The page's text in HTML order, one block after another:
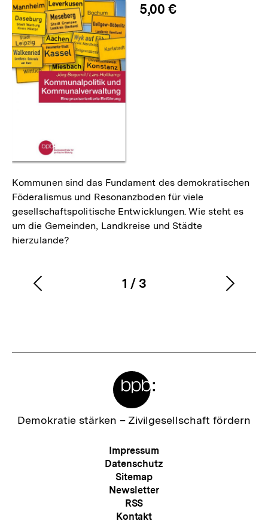
5,00 €
Kommunen sind das Fundament des demokratischen
Föderalismus und Resonanzboden für viele
gesellschaftspolitische Entwicklungen. Wie steht es
um die Gemeinden, Landkreise und Städte
hierzulande?
Karussellinhalt
1
von
/ 3
Vorherigen
Zur
Demokratie stärken – Zivilgesellschaft fördern
Meta-
Navigation
Impressum
Datenschutz
Sitemap
Newsletter
RSS
Kontakt